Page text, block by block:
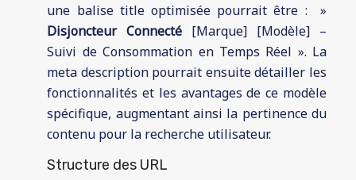
une balise title optimisée pourrait être : »
Disjoncteur Connecté [Marque] [Modèle] –
Suivi de Consommation en Temps Réel ». La
meta description pourrait ensuite détailler les
fonctionnalités et les avantages de ce modèle
spécifique, augmentant ainsi la pertinence du
contenu pour la recherche utilisateur.
Structure des URL